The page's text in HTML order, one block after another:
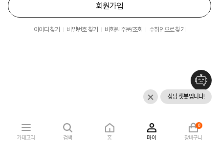
회원가입
아이디 찾기 비밀번호 찾기 비회원 주문/조회 수취인으로 찾기
카테고리 검색 홈 마이 장바구니
0
상담 챗봇입니다!